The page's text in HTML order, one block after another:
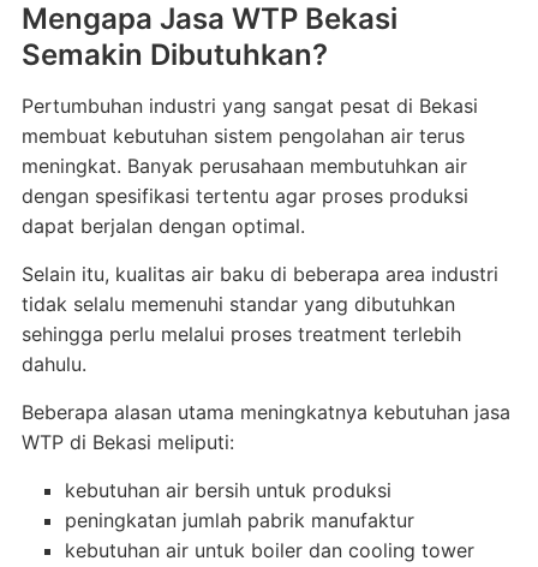
Mengapa Jasa WTP Bekasi
Semakin Dibutuhkan?
Pertumbuhan industri yang sangat pesat di Bekasi
membuat kebutuhan sistem pengolahan air terus
meningkat. Banyak perusahaan membutuhkan air
dengan spesifikasi tertentu agar proses produksi
dapat berjalan dengan optimal.
Selain itu, kualitas air baku di beberapa area industri
tidak selalu memenuhi standar yang dibutuhkan
sehingga perlu melalui proses treatment terlebih
dahulu.
Beberapa alasan utama meningkatnya kebutuhan jasa
WTP di Bekasi meliputi:
kebutuhan air bersih untuk produksi
peningkatan jumlah pabrik manufaktur
kebutuhan air untuk boiler dan cooling tower